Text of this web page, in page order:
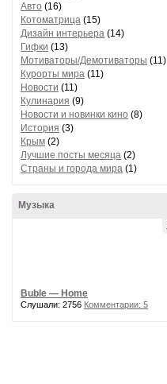
Авто (16)
Котоматрица (15)
Дизайн интерьера (14)
Гифки (13)
Мотиваторы/Демотиваторы (11)
Курорты мира (11)
Новости (11)
Кулинария (9)
Новости и новинки кино (8)
История (3)
Крым (2)
Лучшие посты месяца (2)
Страны и города мира (1)
Музыка
Buble — Home
Слушали: 2756 Комментарии: 5